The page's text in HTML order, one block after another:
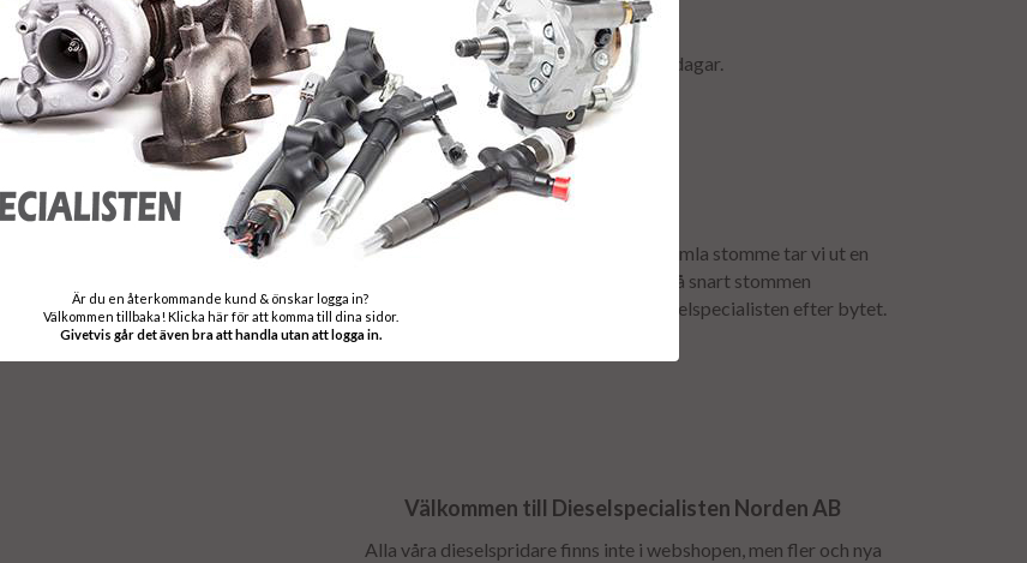
Leveranstid:
Leveranstiden normalt ca är 2-5 arbetsdagar.
Garanti:
12 månaders garanti.
Stomavgift
Som en säkerhet för att få tillbaka er gamla stomme tar vi ut en
stomavgift, stomavgiften återbetalas så snart stommen
returneras - Returfrakten bokas av dieselspecialisten efter bytet.
Välkommen till Dieselspecialisten Norden AB
Alla våra dieselspridare finns inte i webshopen, men fler och nya
Är du en återkommande kund & önskar logga in?
Välkommen tillbaka! Klicka här för att komma till dina sidor.
Givetvis går det även bra att handla utan att logga in.